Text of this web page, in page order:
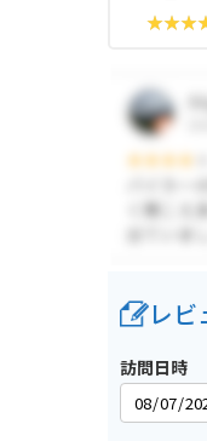
レビ
訪問日時